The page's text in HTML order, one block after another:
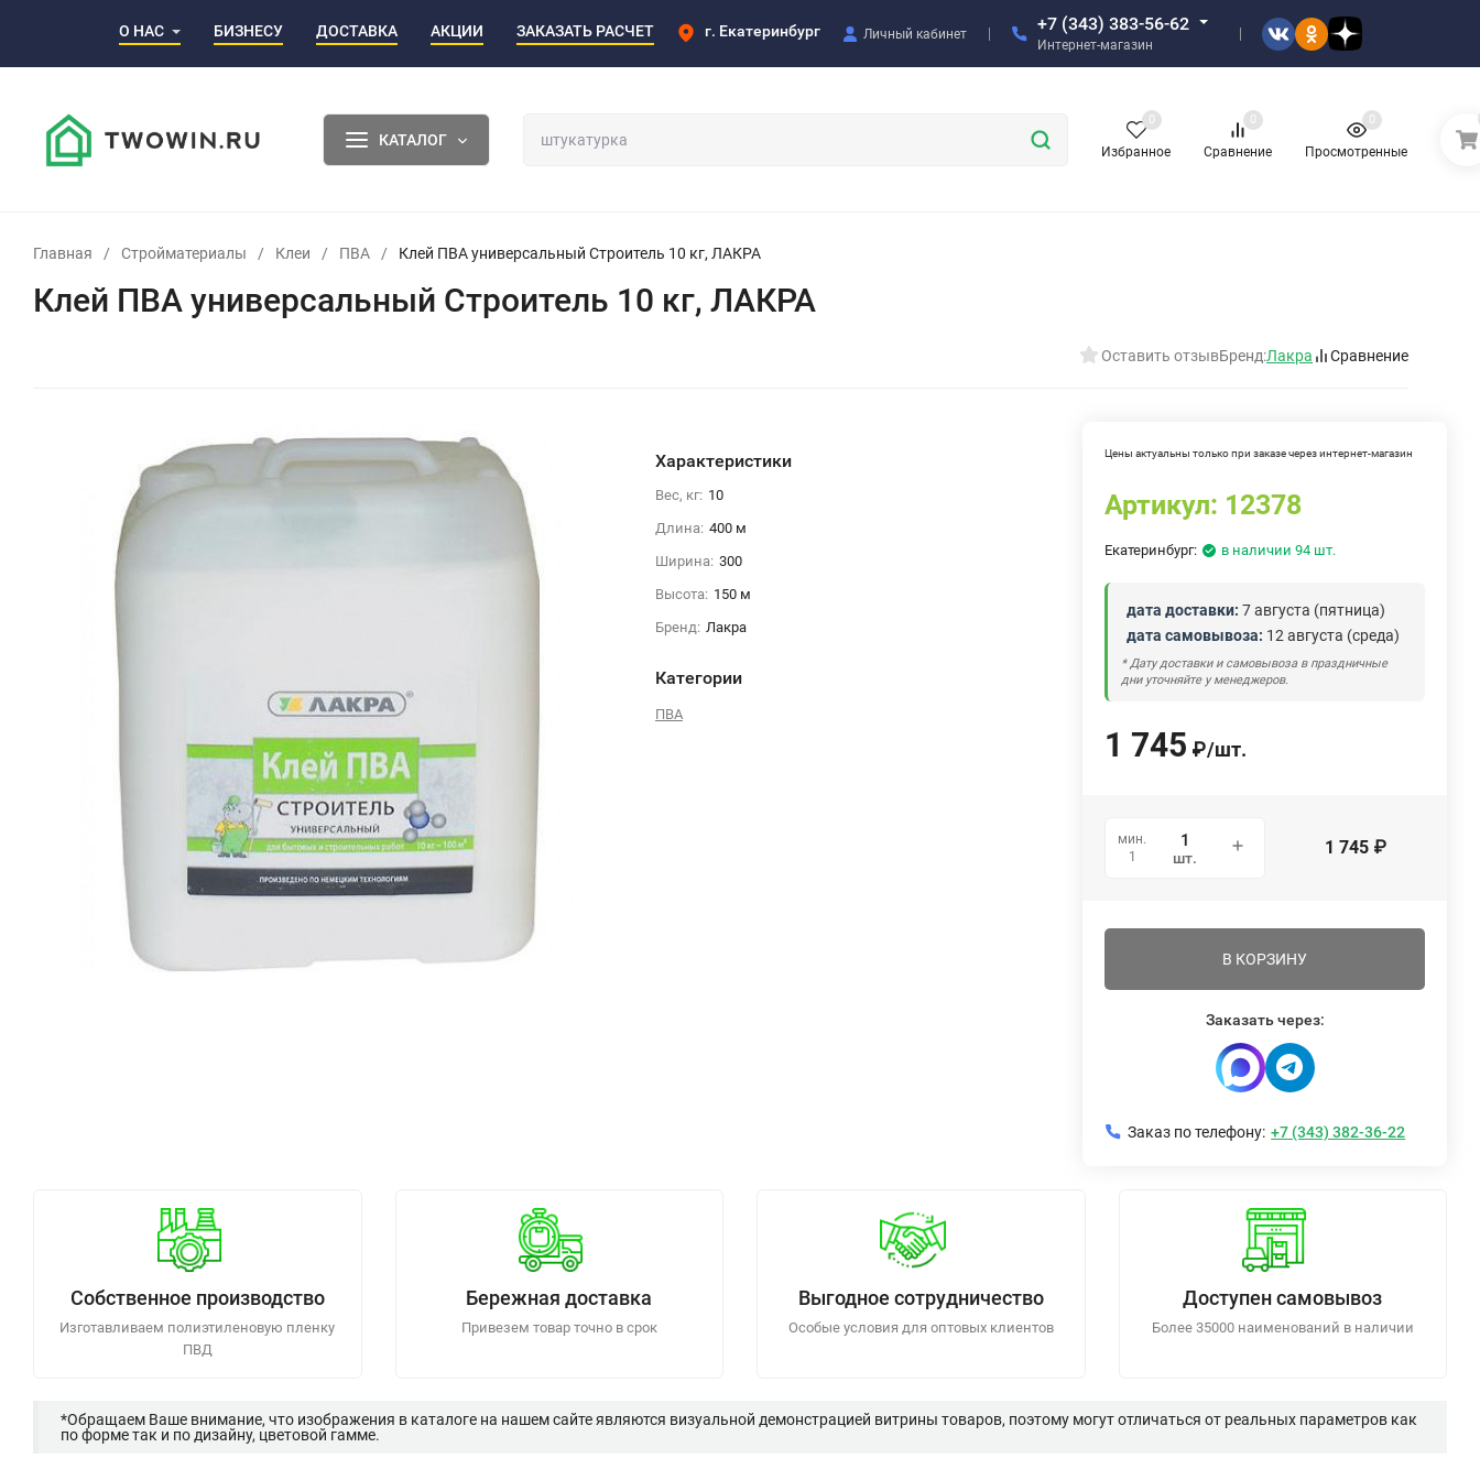
О НАС БИЗНЕСУ ДОСТАВКА АКЦИИ ЗАКАЗАТЬ РАСЧЕТ г. Екатеринбург Личный кабинет +7 (343) 383-56-62
Интернет-магазин
КАТАЛОГ
Избранное
0
Сравнение
0
Просмотренные
0
Главная / Стройматериалы / Клеи / ПВА / Клей ПВА универсальный Строитель 10 кг, ЛАКРА
Клей ПВА универсальный Строитель 10 кг, ЛАКРА
Оставить отзывБренд:Лакра Сравнение
Характеристики
Вес, кг: 10
Длина: 400 м
Ширина: 300
Высота: 150 м
Бренд: Лакра
Категории
ПВА
Цены актуальны только при заказе через интернет-магазин
Артикул: 12378
Екатеринбург: в наличии 94 шт.
дата доставки: 7 августа (пятница)
дата самовывоза: 12 августа (среда)
* Дату доставки и самовывоза в праздничные
дни уточняйте у менеджеров.
1 745 ₽/шт.
мин.
1
шт. 1 745 ₽
В КОРЗИНУ
Заказать через:
Заказ по телефону: +7 (343) 382-36-22
Собственное производство
Изготавливаем полиэтиленовую пленку
ПВД
Бережная доставка
Привезем товар точно в срок
Выгодное сотрудничество
Особые условия для оптовых клиентов
Доступен самовывоз
Более 35000 наименований в наличии
*Обращаем Ваше внимание, что изображения в каталоге на нашем сайте являются визуальной демонстрацией витрины товаров, поэтому могут отличаться от реальных параметров как
по форме так и по дизайну, цветовой гамме.